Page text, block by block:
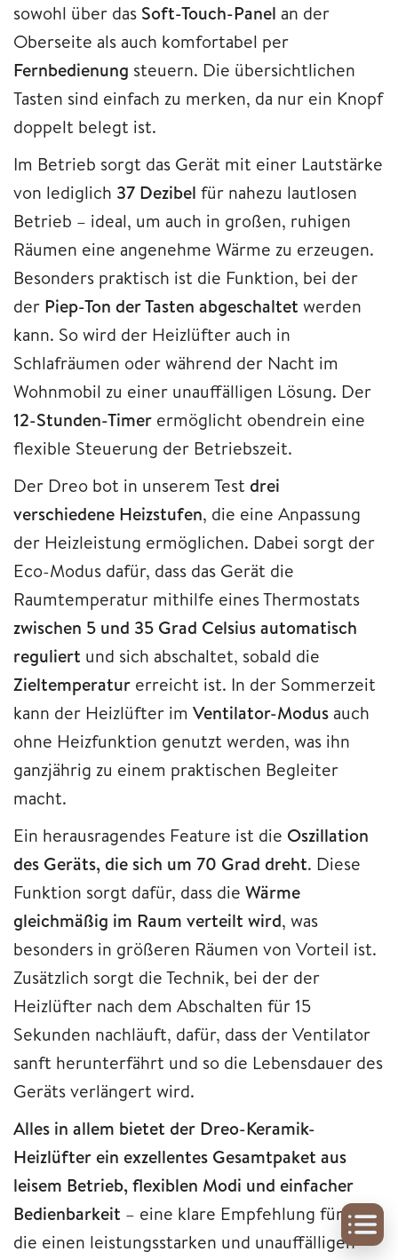
sowohl über das Soft-Touch-Panel an der
Oberseite als auch komfortabel per
Fernbedienung steuern. Die übersichtlichen
Tasten sind einfach zu merken, da nur ein Knopf
doppelt belegt ist.
Im Betrieb sorgt das Gerät mit einer Lautstärke
von lediglich 37 Dezibel für nahezu lautlosen
Betrieb – ideal, um auch in großen, ruhigen
Räumen eine angenehme Wärme zu erzeugen.
Besonders praktisch ist die Funktion, bei der
der Piep-Ton der Tasten abgeschaltet werden
kann. So wird der Heizlüfter auch in
Schlafräumen oder während der Nacht im
Wohnmobil zu einer unauffälligen Lösung. Der
12-Stunden-Timer ermöglicht obendrein eine
flexible Steuerung der Betriebszeit.
Der Dreo bot in unserem Test drei
verschiedene Heizstufen, die eine Anpassung
der Heizleistung ermöglichen. Dabei sorgt der
Eco-Modus dafür, dass das Gerät die
Raumtemperatur mithilfe eines Thermostats
zwischen 5 und 35 Grad Celsius automatisch
reguliert und sich abschaltet, sobald die
Zieltemperatur erreicht ist. In der Sommerzeit
kann der Heizlüfter im Ventilator-Modus auch
ohne Heizfunktion genutzt werden, was ihn
ganzjährig zu einem praktischen Begleiter
macht.
Ein herausragendes Feature ist die Oszillation
des Geräts, die sich um 70 Grad dreht. Diese
Funktion sorgt dafür, dass die Wärme
gleichmäßig im Raum verteilt wird, was
besonders in größeren Räumen von Vorteil ist.
Zusätzlich sorgt die Technik, bei der der
Heizlüfter nach dem Abschalten für 15
Sekunden nachläuft, dafür, dass der Ventilator
sanft herunterfährt und so die Lebensdauer des
Geräts verlängert wird.
Alles in allem bietet der Dreo-Keramik-
Heizlüfter ein exzellentes Gesamtpaket aus
leisem Betrieb, flexiblen Modi und einfacher
Bedienbarkeit – eine klare Empfehlung für alle,
die einen leistungsstarken und unauffälligen